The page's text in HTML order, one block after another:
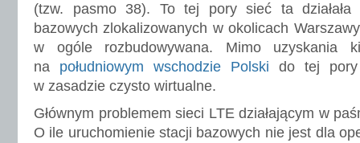
(tzw. pasmo 38). To tej pory sieć ta
bazowych zlokalizowanych w okolicach
w ogóle rozbudowywana. Mimo uzyskania
na południowym wschodzie Polski do tej pory
w zasadzie czysto wirtualne.
Głównym problemem sieci LTE działającym w
O ile uruchomienie stacji bazowych nie jest dla